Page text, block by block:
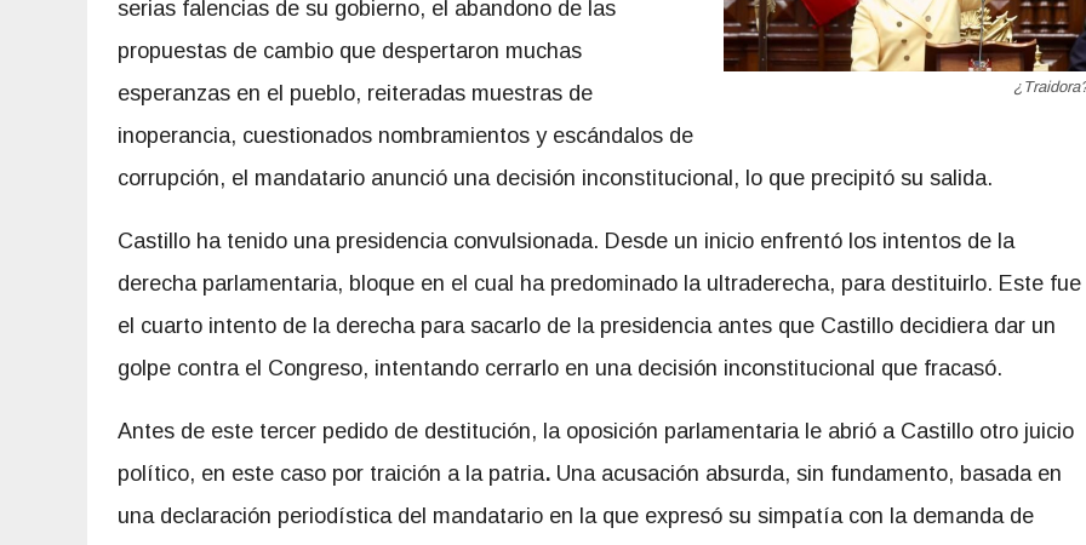
serias falencias de su gobierno, el abandono de las
propuestas de cambio que despertaron muchas
esperanzas en el pueblo, reiteradas muestras de
inoperancia, cuestionados nombramientos y escándalos de
corrupción, el mandatario anunció una decisión inconstitucional, lo que precipitó su salida.
Castillo ha tenido una presidencia convulsionada. Desde un inicio enfrentó los intentos de la
derecha parlamentaria, bloque en el cual ha predominado la ultraderecha, para destituirlo. Este fue
el cuarto intento de la derecha para sacarlo de la presidencia antes que Castillo decidiera dar un
golpe contra el Congreso, intentando cerrarlo en una decisión inconstitucional que fracasó.
Antes de este tercer pedido de destitución, la oposición parlamentaria le abrió a Castillo otro juicio
político, en este caso por traición a la patria. Una acusación absurda, sin fundamento, basada en
una declaración periodística del mandatario en la que expresó su simpatía con la demanda de